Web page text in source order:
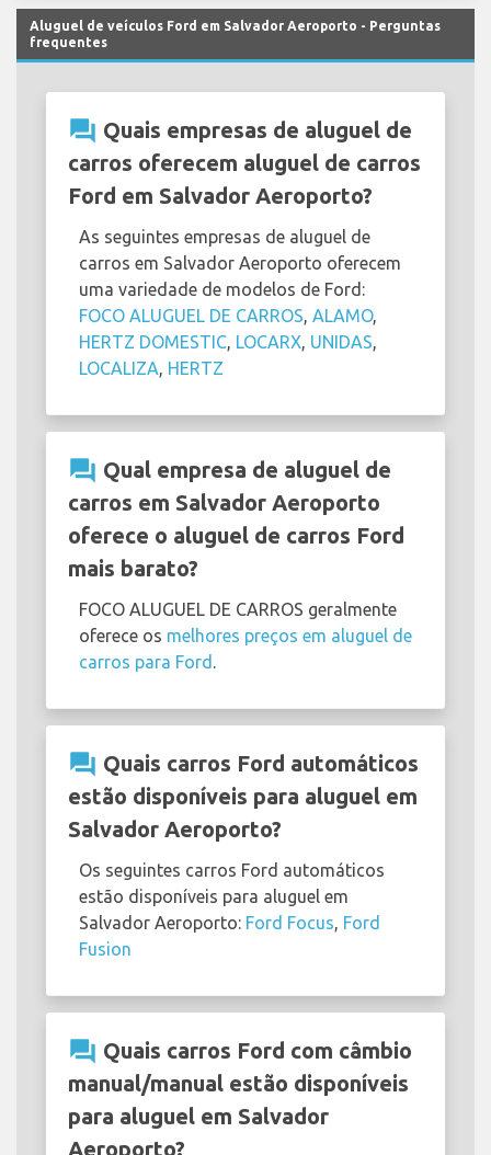
Aluguel de veículos Ford em Salvador Aeroporto - Perguntas
frequentes
question_answer Quais empresas de aluguel de
carros oferecem aluguel de carros
Ford em Salvador Aeroporto?
As seguintes empresas de aluguel de
carros em Salvador Aeroporto oferecem
uma variedade de modelos de Ford:
FOCO ALUGUEL DE CARROS ALAMO,
HERTZ DOMESTIC LOCARX UNIDAS
LOCALIZA HERTZ
question_answer Qual empresa de aluguel de
carros em Salvador Aeroporto
oferece o aluguel de carros Ford
mais barato?
FOCO ALUGUEL DE CARROS geralmente
oferece os melhores preços em aluguel de
carros para Ford
question_answer Quais carros Ford automáticos
estão disponíveis para aluguel em
Salvador Aeroporto?
Os seguintes carros Ford automáticos
estão disponíveis para aluguel em
Salvador Aeroporto: Ford Focus Ford
Fusion
question_answer Quais carros Ford com câmbio
manual/manual estão disponíveis
para aluguel em Salvador
Aeroporto?